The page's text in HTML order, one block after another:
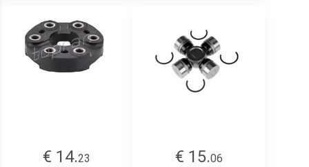
€ 14.23
€ 15.06